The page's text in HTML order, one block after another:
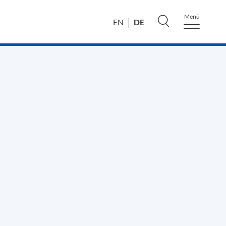
EN DE
Menü